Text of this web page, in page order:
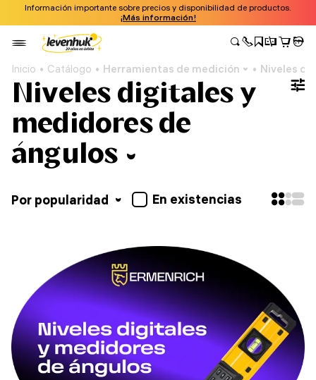
Información importante sobre precios y disponibilidad de productos.
¡Más información!
Inicio Catálogo Herramientas de medición Niveles
Niveles digitales y
medidores de
ángulos
Por popularidad En existencias